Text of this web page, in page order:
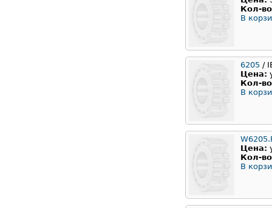
Кол-
В
6205 /
Цена:
Кол-
В
Цена:
Кол-
В